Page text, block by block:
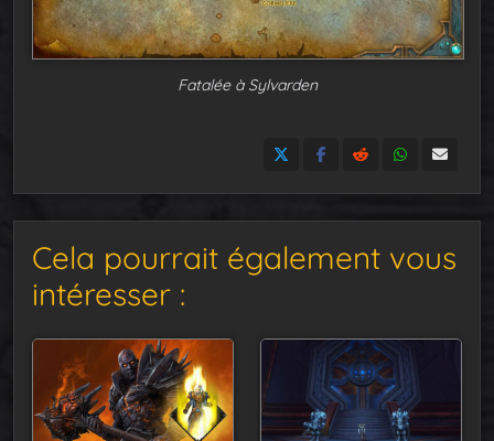
Fatalée à Sylvarden
Cela pourrait également vous
intéresser :